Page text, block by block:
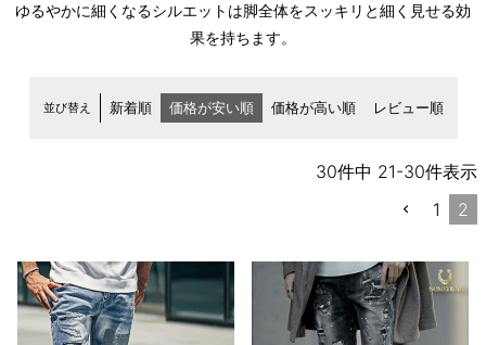
ゆるやかに細くなるシルエットは脚全体をスッキリと細く見せる効
果を持ちます。
並び替え 新着順 価格が安い順 価格が高い順 レビュー順
30件中 21-30件表示
1
2